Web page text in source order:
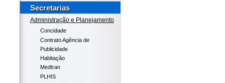
Secretarias
Administração e Planejamento
Concidade
Contrato Agência de
Publicidade
Habitação
Medtran
PLHIS